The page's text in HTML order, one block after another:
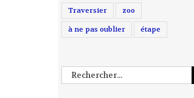
Traversier zoo
à ne pas oublier étape
Rechercher